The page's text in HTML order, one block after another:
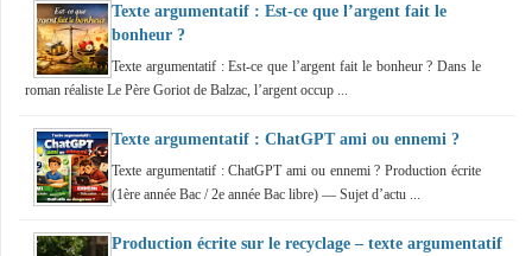
Texte argumentatif : Est-ce que l’argent fait le
bonheur ?
Texte argumentatif : Est-ce que l’argent fait le bonheur ? Dans le
roman réaliste Le Père Goriot de Balzac, l’argent occup ...
Texte argumentatif : ChatGPT ami ou ennemi ?
Texte argumentatif : ChatGPT ami ou ennemi ? Production écrite
(1ère année Bac / 2e année Bac libre) — Sujet d’actu ...
Production écrite sur le recyclage – texte argumentatif